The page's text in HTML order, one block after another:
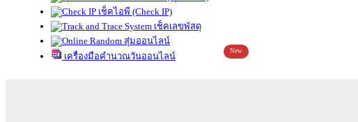
เช็คไอพี (Check IP)
เช็คเลขพัสดุ
สุ่มออนไลน์
เครื่องมือคำนวณวันออนไลน์
New